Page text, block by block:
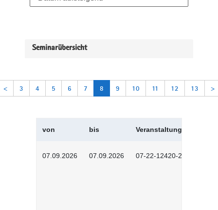
Seminarübersicht
< 3 4 5 6 7 8 9 10 11 12 13 >
von bis Veranstaltungskürzel
07.09.2026 07.09.2026 07-22-12420-2601